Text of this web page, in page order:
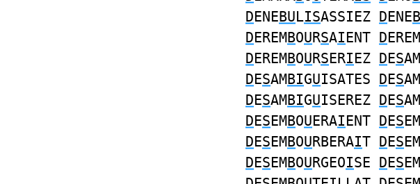
DENEBULISASSIEZ DENE
DEREMBOURSAIENT DEREM
DEREMBOURSERIEZ DESAM
DESAMBIGUISATES DESAM
DESAMBIGUISEREZ DESAM
DESEMBOUERAIENT DESEM
DESEMBOURBERAIT DESEM
DESEMBOURGEOISE DESEM